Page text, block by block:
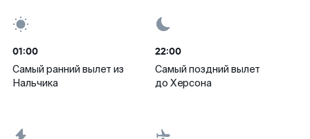
01:00
Самый ранний вылет из
Нальчика
22:00
Самый поздний вылет
до Херсона